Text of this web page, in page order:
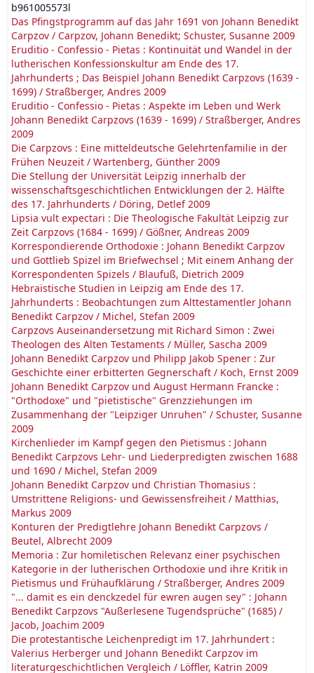
b961005573l
Das Pfingstprogramm auf das Jahr 1691 von Johann Benedikt
Carpzov / Carpzov, Johann Benedikt; Schuster, Susanne 2009
Eruditio - Confessio - Pietas : Kontinuität und Wandel in der
lutherischen Konfessionskultur am Ende des 17.
Jahrhunderts ; Das Beispiel Johann Benedikt Carpzovs (1639 -
1699) / Straßberger, Andres 2009
Eruditio - Confessio - Pietas : Aspekte im Leben und Werk
Johann Benedikt Carpzovs (1639 - 1699) / Straßberger, Andres
2009
Die Carpzovs : Eine mitteldeutsche Gelehrtenfamilie in der
Frühen Neuzeit / Wartenberg, Günther 2009
Die Stellung der Universität Leipzig innerhalb der
wissenschaftsgeschichtlichen Entwicklungen der 2. Hälfte
des 17. Jahrhunderts / Döring, Detlef 2009
Lipsia vult expectari : Die Theologische Fakultät Leipzig zur
Zeit Carpzovs (1684 - 1699) / Gößner, Andreas 2009
Korrespondierende Orthodoxie : Johann Benedikt Carpzov
und Gottlieb Spizel im Briefwechsel ; Mit einem Anhang der
Korrespondenten Spizels / Blaufuß, Dietrich 2009
Hebraistische Studien in Leipzig am Ende des 17.
Jahrhunderts : Beobachtungen zum Alttestamentler Johann
Benedikt Carpzov / Michel, Stefan 2009
Carpzovs Auseinandersetzung mit Richard Simon : Zwei
Theologen des Alten Testaments / Müller, Sascha 2009
Johann Benedikt Carpzov und Philipp Jakob Spener : Zur
Geschichte einer erbitterten Gegnerschaft / Koch, Ernst 2009
Johann Benedikt Carpzov und August Hermann Francke :
"Orthodoxe" und "pietistische" Grenzziehungen im
Zusammenhang der "Leipziger Unruhen" / Schuster, Susanne
2009
Kirchenlieder im Kampf gegen den Pietismus : Johann
Benedikt Carpzovs Lehr- und Liederpredigten zwischen 1688
und 1690 / Michel, Stefan 2009
Johann Benedikt Carpzov und Christian Thomasius :
Umstrittene Religions- und Gewissensfreiheit / Matthias,
Markus 2009
Konturen der Predigtlehre Johann Benedikt Carpzovs /
Beutel, Albrecht 2009
Memoria : Zur homiletischen Relevanz einer psychischen
Kategorie in der lutherischen Orthodoxie und ihre Kritik in
Pietismus und Frühaufklärung / Straßberger, Andres 2009
"... damit es ein denckzedel für ewren augen sey" : Johann
Benedikt Carpzovs "Außerlesene Tugendsprüche" (1685) /
Jacob, Joachim 2009
Die protestantische Leichenpredigt im 17. Jahrhundert :
Valerius Herberger und Johann Benedikt Carpzov im
literaturgeschichtlichen Vergleich / Löffler, Katrin 2009